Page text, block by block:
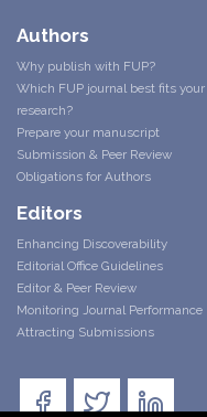
Authors
Why publish with FUP?
Which FUP journal best fits your
research?
Prepare your manuscript
Submission & Peer Review
Obligations for Authors
Editors
Enhancing Discoverability
Editorial Office Guidelines
Editor & Peer Review
Monitoring Journal Performance
Attracting Submissions